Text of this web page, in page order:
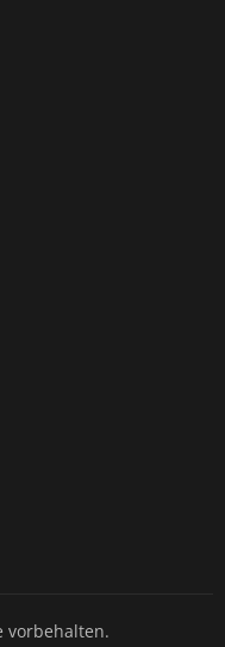
vorbehalten.